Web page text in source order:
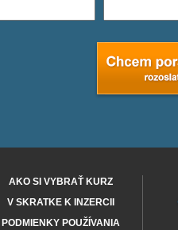
AKO SI VYBRAŤ KURZ
V SKRATKE K INZERCII
PODMIENKY POUŽÍVANIA